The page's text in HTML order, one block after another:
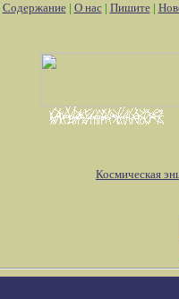
Содержание| О нас| Пишите|
Космическая